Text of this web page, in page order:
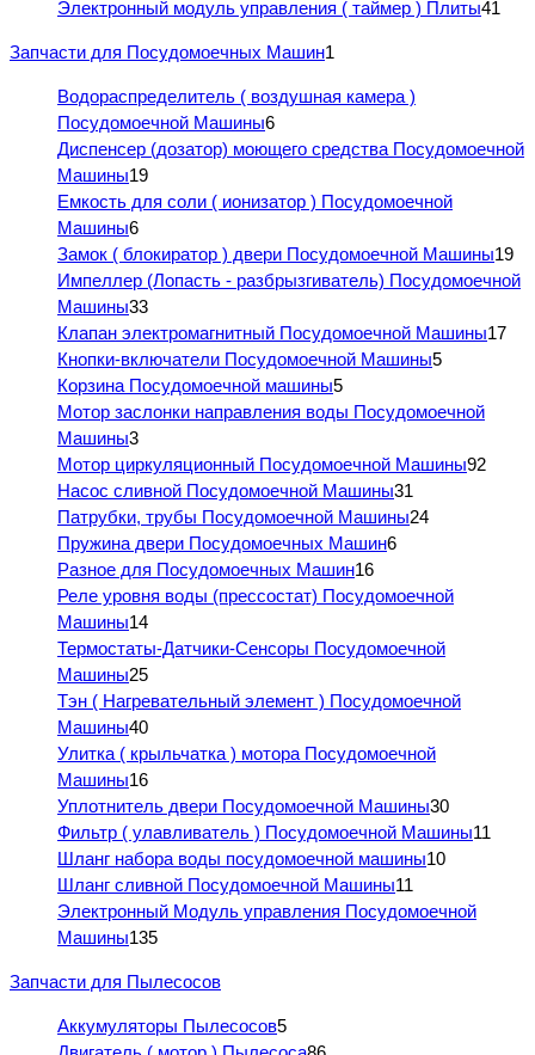
Электронный модуль управления ( таймер ) Плиты41
Запчасти для Посудомоечных Машин1
Водораспределитель ( воздушная камера )
Посудомоечной Машины6
Диспенсер (дозатор) моющего средства Посудомоечной
Машины19
Емкость для соли ( ионизатор ) Посудомоечной
Машины6
Замок ( блокиратор ) двери Посудомоечной Машины19
Импеллер (Лопасть - разбрызгиватель) Посудомоечной
Машины33
Клапан электромагнитный Посудомоечной Машины17
Кнопки-включатели Посудомоечной Машины5
Корзина Посудомоечной машины5
Мотор заслонки направления воды Посудомоечной
Машины3
Мотор циркуляционный Посудомоечной Машины92
Насос сливной Посудомоечной Машины31
Патрубки, трубы Посудомоечной Машины24
Пружина двери Посудомоечных Машин6
Разное для Посудомоечных Машин16
Реле уровня воды (прессостат) Посудомоечной
Машины14
Термостаты-Датчики-Сенсоры Посудомоечной
Машины25
Тэн ( Нагревательный элемент ) Посудомоечной
Машины40
Улитка ( крыльчатка ) мотора Посудомоечной
Машины16
Уплотнитель двери Посудомоечной Машины30
Фильтр ( улавливатель ) Посудомоечной Машины11
Шланг набора воды посудомоечной машины10
Шланг сливной Посудомоечной Машины11
Электронный Модуль управления Посудомоечной
Машины135
Запчасти для Пылесосов
Аккумуляторы Пылесосов5